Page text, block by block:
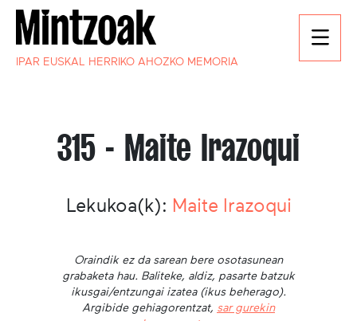
IPAR EUSKAL HERRIKO AHOZKO MEMORIA
315 - Maite Irazoqui
Lekukoa(k): Maite Irazoqui
Oraindik ez da sarean bere osotasunean
grabaketa hau. Baliteke, aldiz, pasarte batzuk
ikusgai/entzungai izatea (ikus beherago).
Argibide gehiagorentzat, sar gurekin